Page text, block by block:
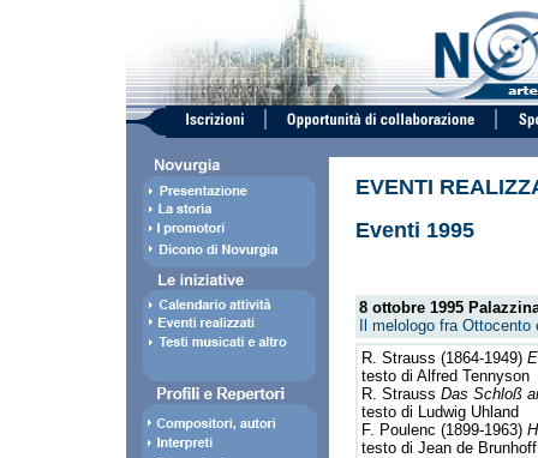
EVENTI
Eventi 1995
8 ottobre 1995
Il melologo fra
R. Strauss (1864-1949)
testo di Alfred Tennyson
R. Strauss Das Schloß
testo di Ludwig Uhland
F. Poulenc (1899-1963)
testo di Jean de Brunhoff